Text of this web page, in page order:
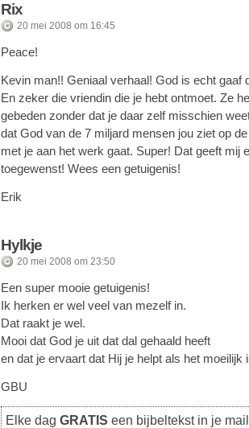
Rix
20 mei 2008 om 16:45
Peace!
Kevin man!! Geniaal verhaal! God is echt gaaf
En zeker die vriendin die je hebt ontmoet. Ze
gebeden zonder dat je daar zelf misschien
dat God van de 7 miljard mensen jou ziet op
met je aan het werk gaat. Super! Dat geeft mij
toegewenst! Wees een getuigenis!
Erik
Hylkje
20 mei 2008 om 23:50
Een super mooie getuigenis!
Ik herken er wel veel van mezelf in.
Dat raakt je wel.
Mooi dat God je uit dat dal gehaald heeft
en dat je ervaart dat Hij je helpt als het moeilijk
GBU
Elke dag GRATIS een bijbeltekst in je